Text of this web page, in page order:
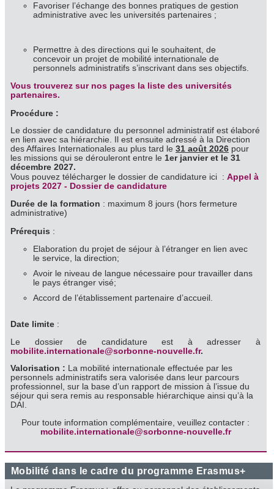
Favoriser l’échange des bonnes pratiques de gestion
administrative avec les universités partenaires ;
Permettre à des directions qui le souhaitent, de
concevoir un projet de mobilité internationale de
personnels administratifs s’inscrivant dans ses objectifs.
Vous trouverez sur nos pages la liste des universités
partenaires.
Procédure :
Le dossier de candidature du personnel administratif est élaboré
en lien avec sa hiérarchie. Il est ensuite adressé à la Direction
des Affaires Internationales au plus tard le 31 août 2026 pour
les missions qui se dérouleront entre le 1er janvier et le 31
décembre 2027.
Vous pouvez télécharger le dossier de candidature ici : Appel à
projets 2027 - Dossier de candidature
Durée de la formation : maximum 8 jours (hors fermeture
administrative)
Prérequis :
Elaboration du projet de séjour à l’étranger en lien avec
le service, la direction;
Avoir le niveau de langue nécessaire pour travailler dans
le pays étranger visé;
Accord de l’établissement partenaire d’accueil.
Date limite :
Le dossier de candidature est à adresser à
mobilite.internationale@sorbonne-nouvelle.fr.
Valorisation : La mobilité internationale effectuée par les
personnels administratifs sera valorisée dans leur parcours
professionnel, sur la base d’un rapport de mission à l’issue du
séjour qui sera remis au responsable hiérarchique ainsi qu’à la
DAI.
Pour toute information complémentaire, veuillez contacter :
mobilite.internationale@sorbonne-nouvelle.fr
Mobilité dans le cadre du programme Erasmus+